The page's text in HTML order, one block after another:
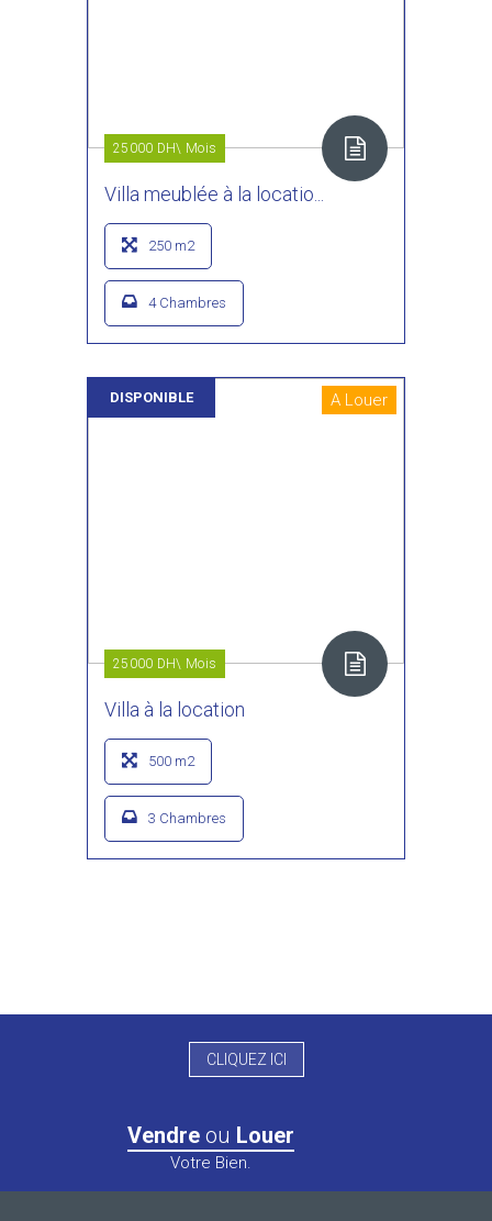
25000 DH\ Mois
Villa meublée à la locatio...
250 m2
4 Chambres
DISPONIBLE A Louer
25000 DH\ Mois
Villa à la location
500 m2
3 Chambres
CLIQUEZ ICI
Vendre ou Louer
Votre Bien.